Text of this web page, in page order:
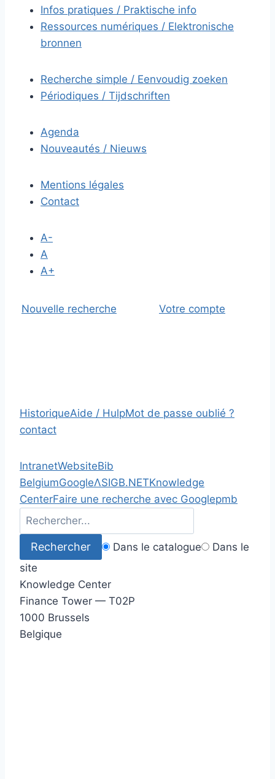
Infos pratiques / Praktische info
Ressources numériques / Elektronische
bronnen
Recherche simple / Eenvoudig zoeken
Périodiques / Tijdschriften
Agenda
Nouveautés / Nieuws
Mentions légales
Contact
A-
A
A+
Nouvelle recherche Votre compte
HistoriqueAide / HulpMot de passe oublié ?
contact
IntranetWebsiteBib
BelgiumGoogleΛSIGB.NETKnowledge
CenterFaire une recherche avec Googlepmb
Dans le catalogue
Dans le
site
Knowledge Center
Finance Tower — T02P
1000 Brussels
Belgique